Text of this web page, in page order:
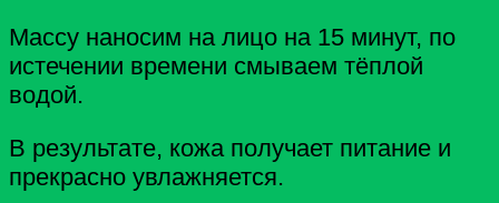
Массу наносим на лицо на 15 минут, по
истечении времени смываем тёплой
водой.
В результате, кожа получает питание и
прекрасно увлажняется.